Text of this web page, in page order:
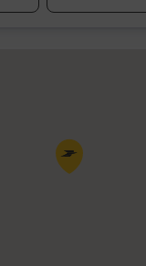
Pin de la carte